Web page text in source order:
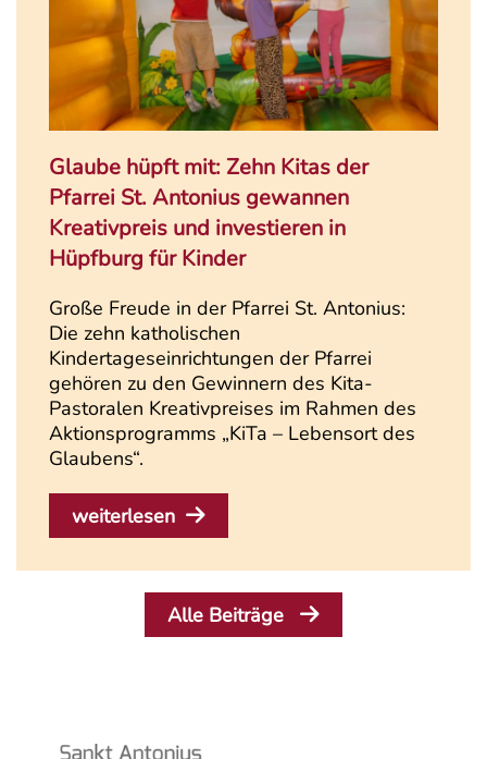
Glaube hüpft mit: Zehn Kitas der
Pfarrei St. Antonius gewannen
Kreativpreis und investieren in
Hüpfburg für Kinder
Große Freude in der Pfarrei St. Antonius:
Die zehn katholischen
Kindertageseinrichtungen der Pfarrei
gehören zu den Gewinnern des Kita-
Pastoralen Kreativpreises im Rahmen des
Aktionsprogramms „KiTa – Lebensort des
Glaubens“.
weiterlesen
Alle Beiträge